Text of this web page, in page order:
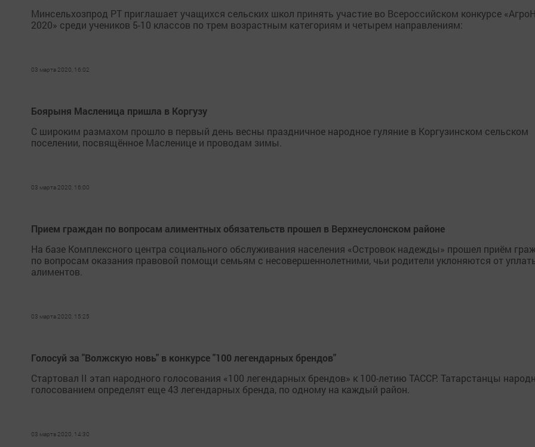
Минсельхозпрод РТ приглашает учащихся сельских школ принять участие во Всероссийском конкурсе
2020» среди учеников 5-10 классов по трем возрастным категориям и четырем направлениям:
03 марта 2020, 16:02
Боярыня Масленица пришла в Коргузу
С широким размахом прошло в первый день весны праздничное народное гуляние в Коргузинском сельском
поселении, посвящённое Масленице и проводам зимы.
03 марта 2020, 16:00
Прием граждан по вопросам алиментных обязательств прошел в Верхнеуслонском районе
На базе Комплексного центра социального обслуживания населения «Островок надежды» прошел приём
по вопросам оказания правовой помощи семьям с несовершеннолетними, чьи родители уклоняются от
алиментов.
03 марта 2020, 15:25
Голосуй за "Волжскую новь" в конкурсе "100 легендарных брендов"
Стартовал II этап народного голосования «100 легендарных брендов» к 100-летию ТАССР. Татарстанцы
голосованием определят еще 43 легендарных бренда, по одному на каждый район.
03 марта 2020, 14:30